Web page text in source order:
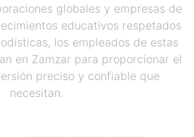
globales y empresas de
educativos respetados
los empleados de estas
en Zamzar para proporcionar el
preciso y confiable que
necesitan.